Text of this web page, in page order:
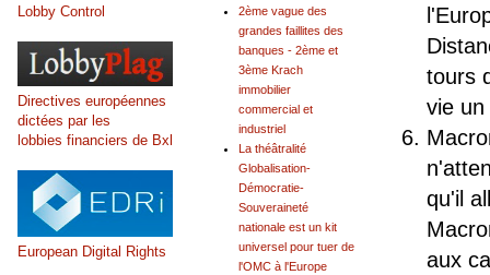
tours
vie un
qu'il
aux
2ème vague des
grandes faillites des
banques - 2ème et
3ème Krach
immobilier
commercial et
industriel
La théâtralité
Globalisation-
Démocratie-
Souveraineté
nationale est un kit
universel pour tuer de
l'OMC à l'Europe
Lobby Control
Directives européennes
dictées par les
lobbies financiers de Bxl
European Digital Rights